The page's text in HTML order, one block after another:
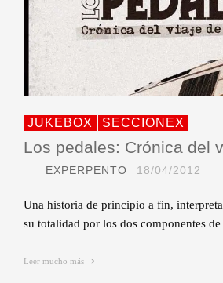
JUKEBOX SECCIONEX
Los pedales: Crónica del
EXPERPENTO 18/04/2012
Una historia de principio a fin,
su totalidad por los dos componentes
Leer mucho más